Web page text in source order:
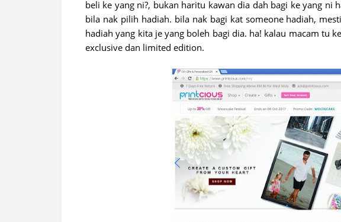
beli ke yang ni?, bukan haritu kawan dia dah bagi ke yang ni
bila nak pilih hadiah. bila nak bagi kat someone hadiah,
hadiah yang kita je yang boleh bagi dia. ha! kalau macam tu
exclusive dan limited edition.